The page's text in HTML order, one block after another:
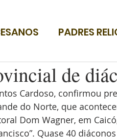
PADRES
de
Cardoso, confirmou
do Norte, que
Dom Wagner, em
Quase 40